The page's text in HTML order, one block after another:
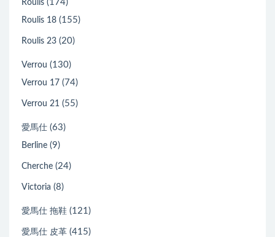
Roulis (174)
Roulis 18 (155)
Roulis 23 (20)
Verrou (130)
Verrou 17 (74)
Verrou 21 (55)
愛馬仕 (63)
Berline (9)
Cherche (24)
Victoria (8)
愛馬仕 拖鞋 (121)
愛馬仕 皮革 (415)